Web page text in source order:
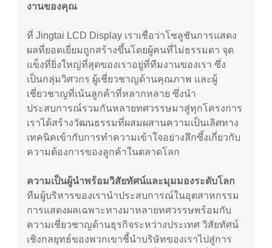
งานของคุณ
ที่ Jingtai LCD Display เราเชื่อว่าโซลูชันการแสดง
ผลที่ยอดเยี่ยมถูกสร้างขึ้นโดยผู้คนที่ไม่ธรรมดา จุด
แข็งที่ยิ่งใหญ่ที่สุดของเราอยู่ที่ทีมงานของเรา ซึ่ง
เป็นกลุ่มวิศวกร ผู้เชี่ยวชาญด้านคุณภาพ และผู้
เชี่ยวชาญที่เน้นลูกค้าที่หลากหลาย ซึ่งนำ
ประสบการณ์รวมกันหลายทศวรรษมาสู่ทุกโครงการ
เราได้สร้างวัฒนธรรมที่ผสมผสานความเป็นเลิศทาง
เทคนิคเข้ากับการทำความเข้าใจอย่างลึกซึ้งเกี่ยวกับ
ความต้องการของลูกค้าในตลาดโลก
ความเป็นผู้นำพร้อมวิสัยทัศน์และมุมมองระดับโลก
ทีมผู้บริหารของเรานำประสบการณ์ในอุตสาหกรรม
การแสดงผลเฉพาะทางมาหลายทศวรรษพร้อมกับ
ความเชี่ยวชาญด้านธุรกิจระหว่างประเทศ วิสัยทัศน์
เชิงกลยุทธ์ของพวกเขาชี้นำบริษัทของเราไปสู่การ